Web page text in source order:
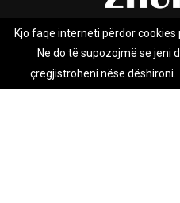
Rreth nesh Impresumi
Zhurnal.mk është Agjenci e
Kjo faqe interneti përdor
Ne do të supozojmë se jeni
çregjistroheni nëse dëshironi.